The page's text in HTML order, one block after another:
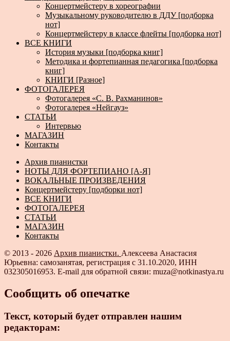
Концертмейстеру в хореографии
Музыкальному руководителю в ДДУ [подборка
нот]
Концертмейстеру в классе флейты [подборка нот]
ВСЕ КНИГИ
История музыки [подборка книг]
Методика и фортепианная педагогика [подборка
книг]
КНИГИ [Разное]
ФОТОГАЛЕРЕЯ
Фотогалерея «С. В. Рахманинов»
Фотогалерея «Нейгауз»
СТАТЬИ
Интервью
МАГАЗИН
Контакты
Архив пианистки
НОТЫ ДЛЯ ФОРТЕПИАНО [А-Я]
ВОКАЛЬНЫЕ ПРОИЗВЕДЕНИЯ
Концертмейстеру [подборки нот]
ВСЕ КНИГИ
ФОТОГАЛЕРЕЯ
СТАТЬИ
МАГАЗИН
Контакты
© 2013 - 2026 Архив пианистки. Алексеева Анастасия
Юрьевна: самозанятая, регистрация с 31.10.2020, ИНН
032305016953. E-mail для обратной связи: muza@notkinastya.ru
Сообщить об опечатке
Текст, который будет отправлен нашим
редакторам: